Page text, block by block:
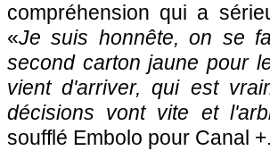
compréhension qui a
«Je suis honnête, on se
second carton jaune pour
vient d'arriver, qui est
décisions vont vite et
soufflé Embolo pour Canal +.